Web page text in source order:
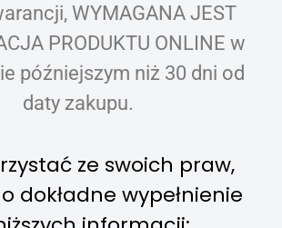
WYMAGANA JEST
PRODUKTU ONLINE w
późniejszym niż 30 dni od
daty zakupu.
ze swoich praw,
dokładne wypełnienie